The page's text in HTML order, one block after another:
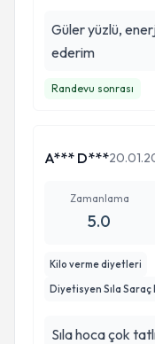
Güler yüzlü,
ederim
Randevu sonrası
A*** D***
Zamanlama
5.0
Kilo verme diyetleri
Diyetisyen Sıla Saraç
Sıla hoca çok